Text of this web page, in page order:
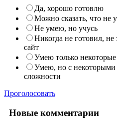
Да, хорошо готовлю
Можно сказать, что не
Не умею, но учусь
Никогда не готовил, не
сайт
Умею только
Умею, но с
сложности
Проголосовать
Новые комментарии